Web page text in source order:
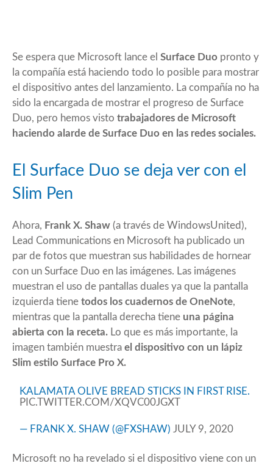
Se espera que Microsoft lance el Surface Duo pronto y
la compañía está haciendo todo lo posible para mostrar
el dispositivo antes del lanzamiento. La compañía no ha
sido la encargada de mostrar el progreso de Surface
Duo, pero hemos visto trabajadores de Microsoft
haciendo alarde de Surface Duo en las redes sociales.
El Surface Duo se deja ver con el
Slim Pen
Ahora, Frank X. Shaw (a través de WindowsUnited),
Lead Communications en Microsoft ha publicado un
par de fotos que muestran sus habilidades de hornear
con un Surface Duo en las imágenes. Las imágenes
muestran el uso de pantallas duales ya que la pantalla
izquierda tiene todos los cuadernos de OneNote,
mientras que la pantalla derecha tiene una página
abierta con la receta. Lo que es más importante, la
imagen también muestra el dispositivo con un lápiz
Slim estilo Surface Pro X.
KALAMATA OLIVE BREAD STICKS IN FIRST RISE.
PIC.TWITTER.COM/XQVC00JGXT
— FRANK X. SHAW (@FXSHAW) JULY 9, 2020
Microsoft no ha revelado si el dispositivo viene con un